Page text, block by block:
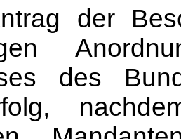
der
des